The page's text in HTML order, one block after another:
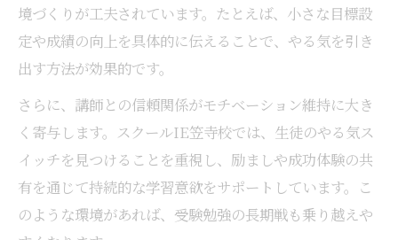
境づくりが工夫されています。たとえば、小さな目標設
定や成績の向上を具体的に伝えることで、やる気を引き
出す方法が効果的です。
さらに、講師との信頼関係がモチベーション維持に大き
く寄与します。スクールIE笠寺校では、生徒のやる気ス
イッチを見つけることを重視し、励ましや成功体験の共
有を通じて持続的な学習意欲をサポートしています。こ
のような環境があれば、受験勉強の長期戦も乗り越えや